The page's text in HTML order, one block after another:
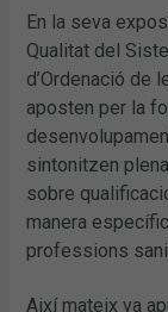
En la seva
Qualitat del
d’Ordenació de
aposten per la
sintonitzen
sobre
manera
professions
Així mateix va